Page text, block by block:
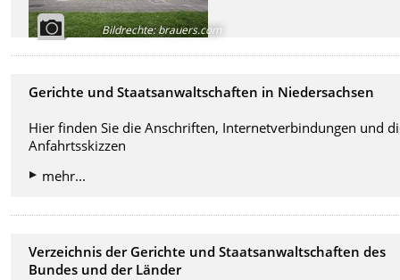
Bildrechte:brauers.com
Gerichte und Staatsanwaltschaften in Niedersachsen
Hier finden Sie die Anschriften, Internetverbindungen und
Anfahrtsskizzen
mehr...
Verzeichnis der Gerichte und Staatsanwaltschaften des
Bundes und der Länder